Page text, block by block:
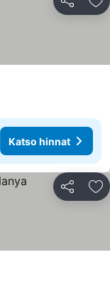
Jaa
Katso hinnat
Jaa